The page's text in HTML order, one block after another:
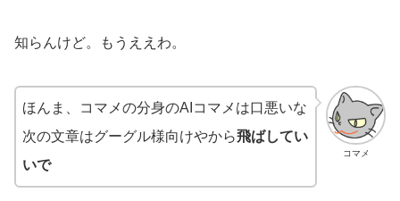
知らんけど。もうええわ。
コマメ
ほんま、コマメの分身のAIコマメは口悪いな
次の文章はグーグル様向けやから飛ばしてい
いで